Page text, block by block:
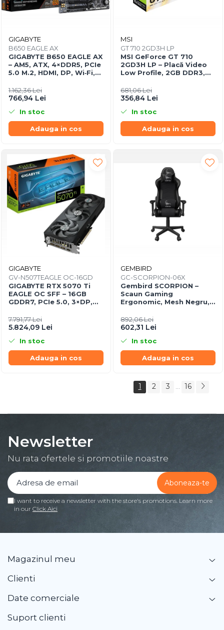
GIGABYTE
B650 EAGLE AX
GIGABYTE B650 EAGLE AX
– AM5, ATX, 4×DDR5, PCIe
5.0 M.2, HDMI, DP, Wi‑Fi,
1.162,36 Lei
766,94 Lei
In stoc
Adauga in cos
MSI
GT 710 2GD3H LP
MSI GeForce GT 710
2GD3H LP – Placă Video
Low Profile, 2GB DDR3,
681,06 Lei
356,84 Lei
In stoc
Adauga in cos
GIGABYTE
GV-N507TEAGLE OC-16GD
GIGABYTE RTX 5070 Ti
EAGLE OC SFF – 16GB
GDDR7, PCIe 5.0, 3×DP,
7.791,77 Lei
5.824,09 Lei
In stoc
Adauga in cos
GEMBIRD
GC-SCORPION-06X
Gembird SCORPION –
Scaun Gaming
Ergonomic, Mesh Negru,
160°
892,06 Lei
602,31 Lei
In stoc
Adauga in cos
1 2 3 16
Newsletter
Nu rata ofertele si promotiile noastre
I want to receive a newsletter with the store's promotions. Learn more
in our Click Aici
Magazinul meu
Clienti
Date comerciale
Suport clienti